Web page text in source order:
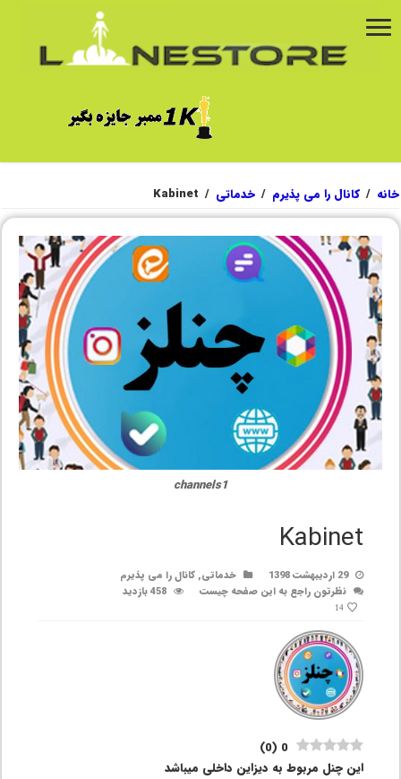
خانه / کانال را می پذیرم / خدماتی /
Kabinet
channels1
Kabinet
29 اردیبهشت 1398 خدماتی,کانال را می پذیرم
نظرتون راجع به این صفحه چیست
458 بازدید
14
0
(
0
)
این چنل مربوط به دیزاین داخلی میباشد